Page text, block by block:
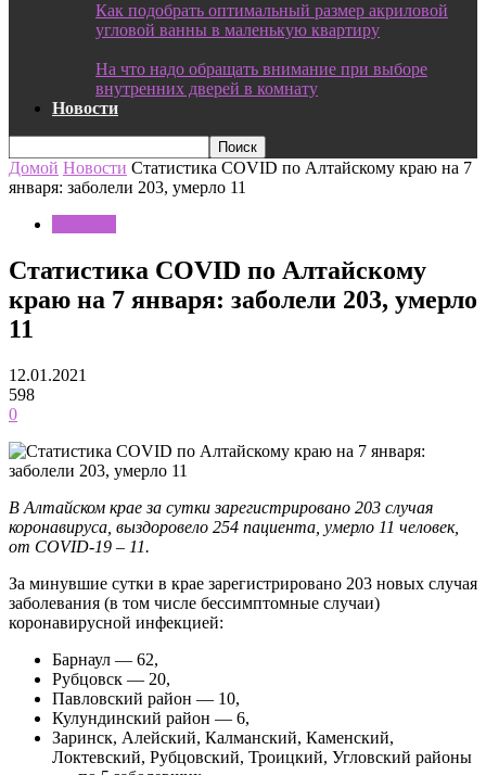
Как подобрать оптимальный размер акриловой
угловой ванны в маленькую квартиру
На что надо обращать внимание при выборе
внутренних дверей в комнату
Новости
Домой Новости Статистика COVID по Алтайскому краю на 7
января: заболели 203, умерло 11
Статистика COVID по Алтайскому
краю на 7 января: заболели 203, умерло
11
12.01.2021
598
0
В Алтайском крае за сутки зарегистрировано 203 случая
коронавируса, выздоровело 254 пациента, умерло 11 человек,
от COVID-19 – 11.
За минувшие сутки в крае зарегистрировано 203 новых случая
заболевания (в том числе бессимптомные случаи)
коронавирусной инфекцией:
Барнаул — 62,
Рубцовск — 20,
Павловский район — 10,
Кулундинский район — 6,
Заринск, Алейский, Калманский, Каменский,
Локтевский, Рубцовский, Троицкий, Угловский районы